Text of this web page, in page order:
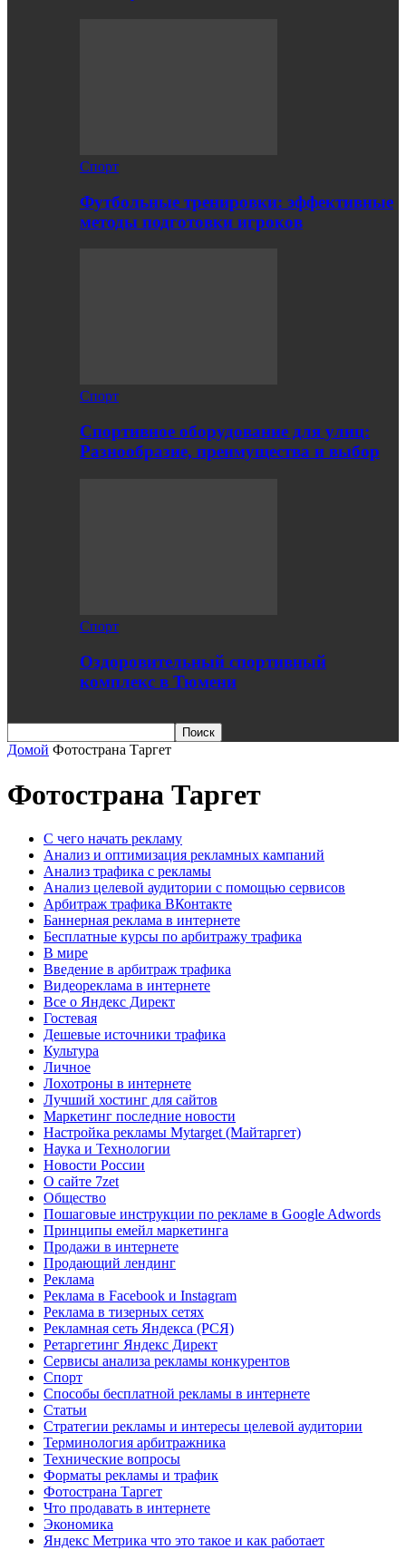
Спорт
Футбольные тренировки: эффективные
методы подготовки игроков
Спорт
Спортивное оборудование для улиц:
Разнообразие, преимущества и выбор
Спорт
Оздоровительный спортивный
комплекс в Тюмени
Домой Фотострана Таргет
Фотострана Таргет
C чего начать рекламу
Анализ и оптимизация рекламных кампаний
Анализ трафика с рекламы
Анализ целевой аудитории с помощью сервисов
Арбитраж трафика ВКонтакте
Баннерная реклама в интернете
Бесплатные курсы по арбитражу трафика
В мире
Введение в арбитраж трафика
Видеореклама в интернете
Все о Яндекс Директ
Гостевая
Дешевые источники трафика
Культура
Личное
Лохотроны в интернете
Лучший хостинг для сайтов
Маркетинг последние новости
Настройка рекламы Mytarget (Майтаргет)
Наука и Технологии
Новости России
О сайте 7zet
Общество
Пошаговые инструкции по рекламе в Google Adwords
Принципы емейл маркетинга
Продажи в интернете
Продающий лендинг
Реклама
Реклама в Facebook и Instagram
Реклама в тизерных сетях
Рекламная сеть Яндекса (РСЯ)
Ретаргетинг Яндекс Директ
Сервисы анализа рекламы конкурентов
Спорт
Способы бесплатной рекламы в интернете
Статьи
Стратегии рекламы и интересы целевой аудитории
Терминология арбитражника
Технические вопросы
Форматы рекламы и трафик
Фотострана Таргет
Что продавать в интернете
Экономика
Яндекс Метрика что это такое и как работает